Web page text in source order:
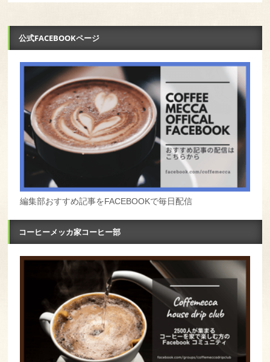
公式FACEBOOKページ
編集部おすすめ記事をFACEBOOKで毎日配信
コーヒーメッカ家コーヒー部